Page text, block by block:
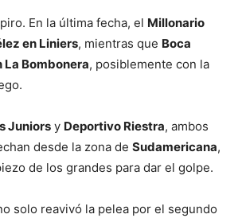
En la última fecha, el Millonario
en Liniers, mientras que Boca
Bombonera, posiblemente con la
Juniors y Deportivo Riestra, ambos
desde la zona de Sudamericana,
de los grandes para dar el golpe.
solo reavivó la pelea por el segundo